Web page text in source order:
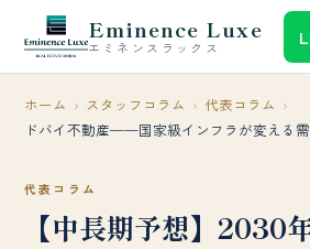
Eminence Luxe
エミネンスラックス
ホーム › スタッフコラム › 代表コラム ›
ドバイ不動産──国家級インフラが変える
代表コラム
【中長期予想】2030